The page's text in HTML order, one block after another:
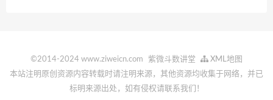
©2014-2024 www.ziweicn.com 紫微斗数讲堂
XML地图
本站注明原创资源内容转载时请注明来源，其他资源均收集于网络，并已
标明来源出处，如有侵权请联系我们！